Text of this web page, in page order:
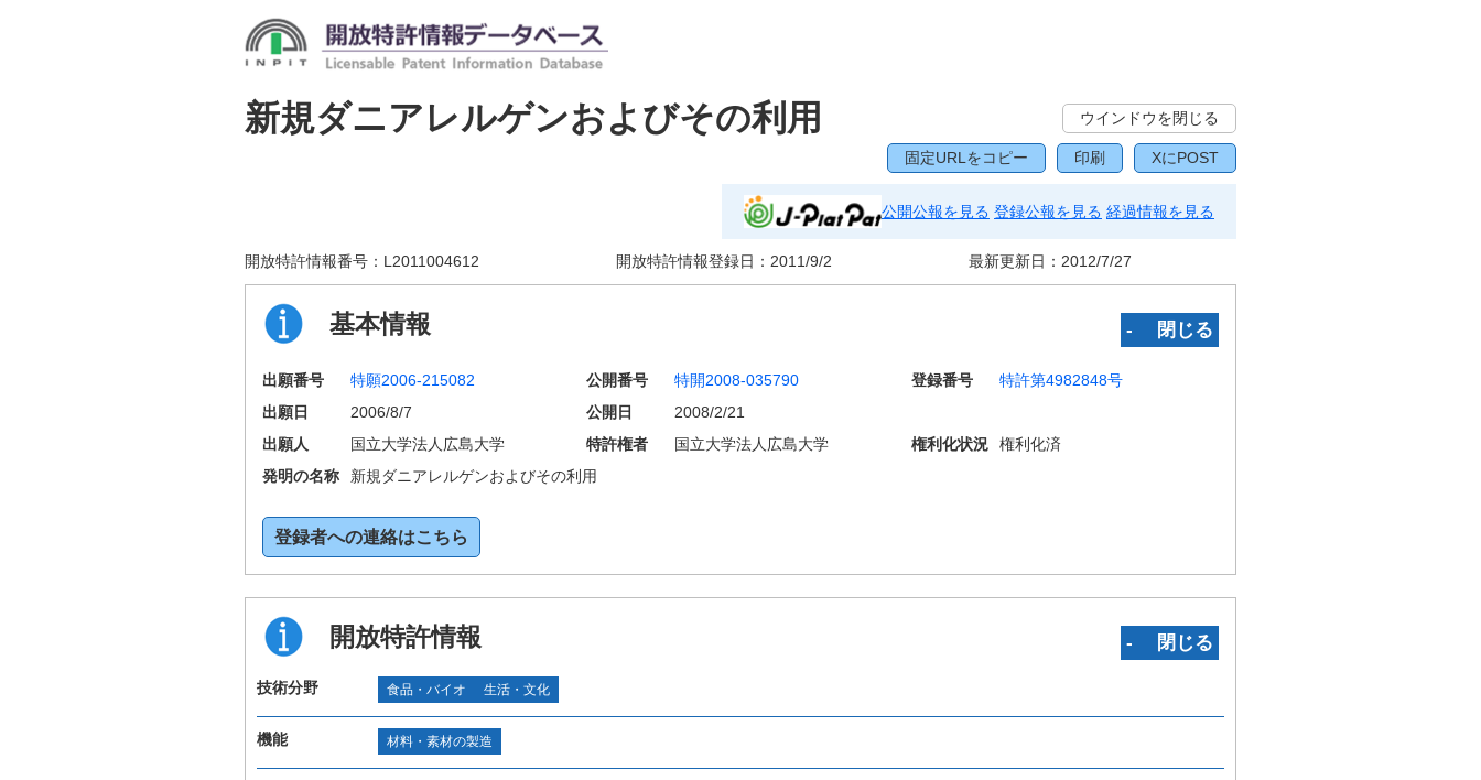
新規ダニアレルゲンおよびその利用 ウインドウを閉じる
固定URLをコピー 印刷 XにPOST
公開公報を見る 登録公報を見る 経過情報を見る
開放特許情報番号： L2011004612 開放特許情報登録日： 2011/9/2 最新更新日： 2012/7/27
基本情報 ‐ 閉じる
出願番号 特願2006-215082 公開番号 特開2008-035790 登録番号
特許第4982848号
出願日
2006/8/7 公開日
2008/2/21
出願人
国立大学法人広島大学 特許権者 国立大学法人広島大学 権利化状況
権利化済
発明の名称
新規ダニアレルゲンおよびその利用
登録者への連絡はこちら
開放特許情報 ‐ 閉じる
技術分野 食品・バイオ 生活・文化
機能 材料・素材の製造